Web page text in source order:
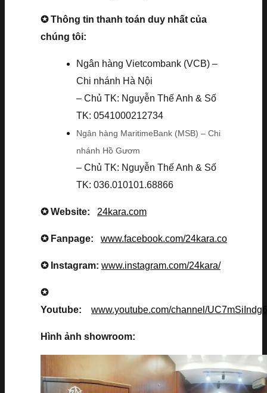
✪ Thông tin thanh toán duy nhất của
chúng tôi:
Ngân hàng Vietcombank (VCB) –
Chi nhánh Hà Nội
– Chủ TK: Nguyễn Thế Anh & Số
TK: 0541000212734
Ngân hàng MaritimeBank (MSB) – Chi
nhánh Hồ Gươm
– Chủ TK: Nguyễn Thế Anh & Số
TK: 036.010101.68866
✪ Website: 24kara.com
✪ Fanpage: www.facebook.com/24kara.co
✪ Instagram: www.instagram.com/24kara/
✪
Youtube: www.youtube.com/channel/
Hình ảnh showroom: